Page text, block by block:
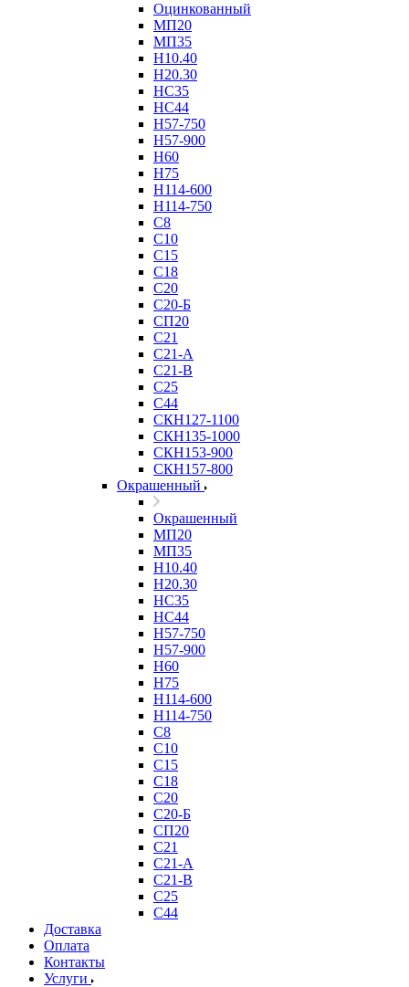
Оцинкованный
МП20
МП35
Н10.40
Н20.30
НС35
НС44
Н57-750
Н57-900
Н60
Н75
Н114-600
Н114-750
С8
С10
С15
С18
С20
С20-Б
СП20
С21
С21-А
С21-В
С25
С44
СКН127-1100
СКН135-1000
СКН153-900
СКН157-800
Окрашенный
Окрашенный
МП20
МП35
Н10.40
Н20.30
НС35
НС44
Н57-750
Н57-900
Н60
Н75
Н114-600
Н114-750
С8
С10
С15
С18
С20
С20-Б
СП20
С21
С21-А
С21-В
С25
С44
Доставка
Оплата
Контакты
Услуги